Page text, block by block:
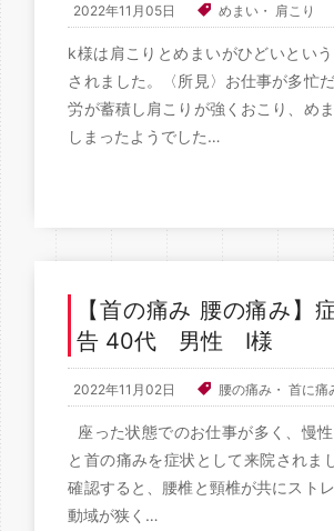
2022年11月05日 めまい ・ 肩こり
k様は肩こりとめまいがひどいとい
されました。〈所見〉お仕事が多忙
労が蓄積し肩こりが強くおこり、め
しまったようでした…
【首の痛み 腰の痛み】
告 40代 男性 I様
2022年11月02日 腰の痛み ・首に痛
座った状態でのお仕事が多く、慢
と首の痛みを症状として来院されま
確認すると、腰椎と頸椎が共にスト
動域が狭く…